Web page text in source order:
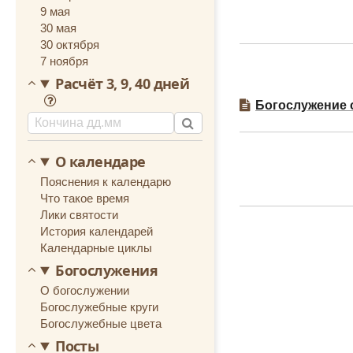
я прожил до мая
Чернеево. В
распространении
13 ноября 1931
в Свирские
Вернувшись из
Фаддею
Были допрошены
Богослужение
9 мая
30 мая
30 октября
7 ноября
Расчёт 3, 9, 40 дней
О календаре
Пояснения к календарю
Что такое время
Лики святости
История календарей
Календарные циклы
Богослужения
О богослужении
Богослужебные круги
Богослужебные цвета
Посты